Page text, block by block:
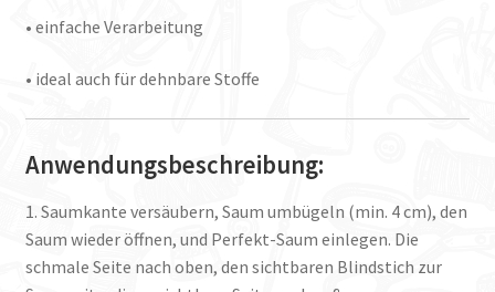
• einfache Verarbeitung
• ideal auch für dehnbare Stoffe
Anwendungsbeschreibung:
1. Saumkante versäubern, Saum umbügeln (min. 4 cm), den
Saum wieder öffnen, und Perfekt-Saum einlegen. Die
schmale Seite nach oben, den sichtbaren Blindstich zur